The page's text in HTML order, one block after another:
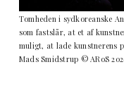
Tomheden i sydkoreanske
som fastslår, at et af
muligt, at lade kunstnerens
Mads Smidstrup © ARoS